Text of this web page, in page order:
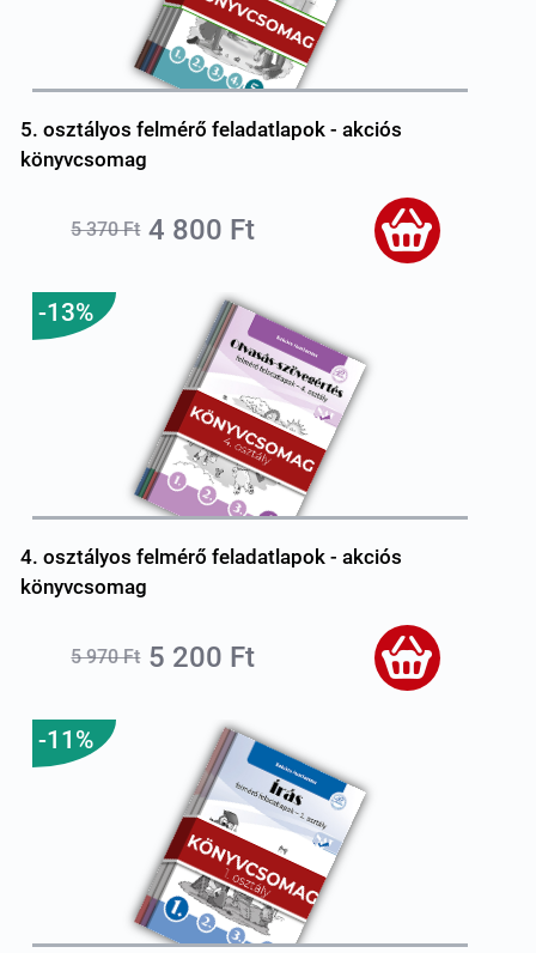
5. osztályos felmérő feladatlapok - akciós
könyvcsomag
5 370 Ft 4 800 Ft
-13%
4. osztályos felmérő feladatlapok - akciós
könyvcsomag
5 970 Ft 5 200 Ft
-11%